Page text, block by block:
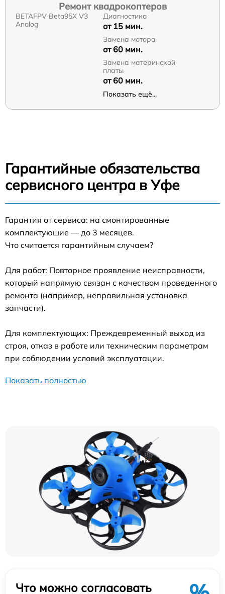
Ремонт квадрокоптеров
BETAFPV Beta95X V3
Analog
Диагностика
от 15 мин.
Замена мотора
от 60 мин.
Замена материнской
платы
от 60 мин.
Показать ещё...
Гарантийные обязательства
сервисного центра в Уфе
Гарантия от сервиса: на смонтированные
комплектующие — до 3 месяцев.
Что считается гарантийным случаем?
Для работ: Повторное проявление неисправности,
который напрямую связан с качеством проведенного
ремонта (например, неправильная установка
запчасти).
Для комплектующих: Преждевременный выход из
строя, отказ в работе или техническим параметрам
при соблюдении условий эксплуатации.
Показать полностью
Что можно согласовать